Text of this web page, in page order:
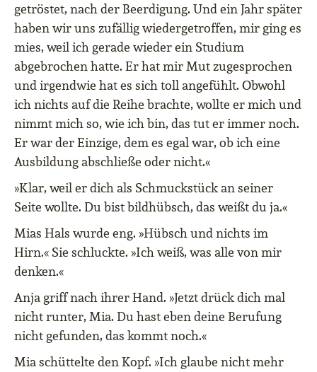
getröstet, nach der Beerdigung. Und ein Jahr später
haben wir uns zufällig wiedergetroffen, mir ging es
mies, weil ich gerade wieder ein Studium
abgebrochen hatte. Er hat mir Mut zugesprochen
und irgendwie hat es sich toll angefühlt. Obwohl
ich nichts auf die Reihe brachte, wollte er mich und
nimmt mich so, wie ich bin, das tut er immer noch.
Er war der Einzige, dem es egal war, ob ich eine
Ausbildung abschließe oder nicht.«
»Klar, weil er dich als Schmuckstück an seiner
Seite wollte. Du bist bildhübsch, das weißt du ja.«
Mias Hals wurde eng. »Hübsch und nichts im
Hirn.« Sie schluckte. »Ich weiß, was alle von mir
denken.«
Anja griff nach ihrer Hand. »Jetzt drück dich mal
nicht runter, Mia. Du hast eben deine Berufung
nicht gefunden, das kommt noch.«
Mia schüttelte den Kopf. »Ich glaube nicht mehr